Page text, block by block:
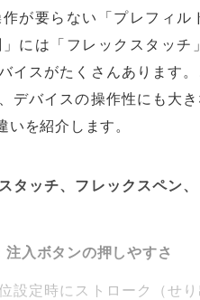
が要らない「プレフィル
には「フレックスタッチ
イスがたくさんあります
デバイスの操作性にも大
を紹介します。
タッチ、フレックスペン
入ボタンの押しやすさ
設定時にストローク（せ